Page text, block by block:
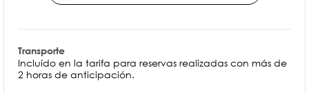
Transporte
Incluído en la tarifa para reservas realizadas con más de
2 horas de anticipación.